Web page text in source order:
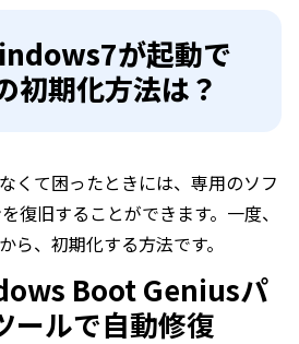
が起動で
初期化方法は？
くて困ったときには、専用のソフ
復旧することができます。一度、
、初期化する方法です。
Boot Geniusパ
ールで自動修復